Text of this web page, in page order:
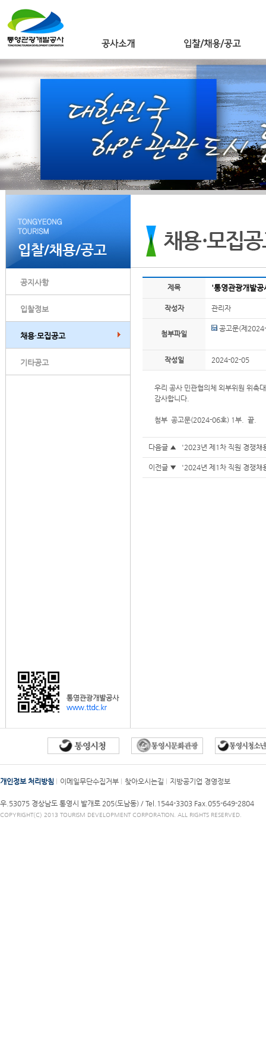
공지사항
입찰정보
채용·모집공고
기타공고
제목 '통영관광개발
작성자 관리자
첨부파일
공고문(제
작성일 2024-02-05
우리 공사 민관협의체 외부위원 위촉
감사합니다.
첨부 공고문(2024-06호) 1부. 끝.
다음글 ▲ '2023년 제1차 직원 경쟁채
이전글 ▼ '2024년 제1차 직원 경쟁
개인정보 처리방침 이메일무단수집거부 찾아오시는길 지방공기업 경영정보
우.53075 경상남도 통영시 발개로 205(도남동) / Tel.1544-3303 Fax.055-649-2804
COPYRIGHT(C) 2013 TOURISM DEVELOPMENT CORPORATION. ALL RIGHTS RESERVED.